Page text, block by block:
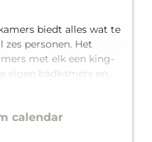
biedt alles wat te
personen. Het
met elk een king-
eigen badkamers en
calendar